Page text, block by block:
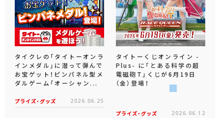
タイクレの「タイトーオンラ
インメダル」に潜って弾んで
お宝ゲット！ピンパネル型メ
ダルゲーム「オーシャン...
プライズ・グッズ 2026.06.25
タイトーくじオンライン -
Plus- に「とある科学の超
電磁砲T」くじが6月19日
（金）登場！
プライズ・グッズ 2026.06.12